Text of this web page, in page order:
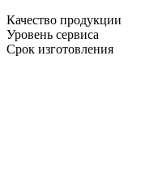
Качество продукции
Уровень сервиса
Срок изготовления